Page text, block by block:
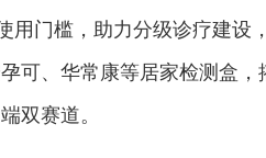
用门槛，助力分级诊疗建设
可、华常康等居家检测盒，
双赛道。